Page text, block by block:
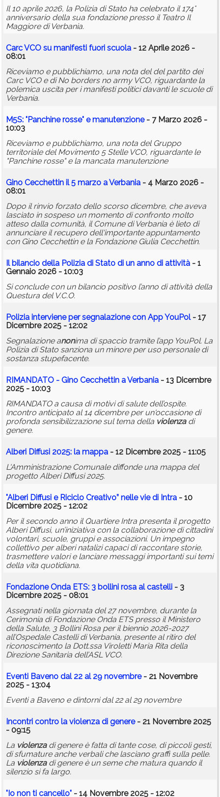
Il 10 aprile 2026, la Polizia di Stato ha celebrato il 174°
anniversario della sua fondazione presso il Teatro Il
Maggiore di Verbania.
Carc VCO su manifesti fuori scuola - 12 Aprile 2026 -
08:01
Riceviamo e pubblichiamo, una nota del del partito dei
Carc VCO e di No borders no army VCO, riguardante la
polemica uscita per i manifesti politici davanti le scuole di
Verbania.
M5S: "Panchine rosse" e manutenzione- 7 Marzo 2026 -
10:03
Riceviamo e pubblichiamo, una nota del Gruppo
territoriale del Movimento 5 Stelle VCO, riguardante le
"Panchine rosse" e la mancata manutenzione
Gino Cecchettin il 5 marzo a Verbania - 4 Marzo 2026 -
08:01
Dopo il rinvio forzato dello scorso dicembre, che aveva
lasciato in sospeso un momento di confronto molto
atteso dalla comunità, il Comune di Verbania è lieto di
annunciare il recupero dell'importante appuntamento
con Gino Cecchettin e la Fondazione Giulia Cecchettin.
Il bilancio della Polizia di Stato di un anno di attività - 1
Gennaio 2026 - 10:03
Si conclude con un bilancio positivo l’anno di attività della
Questura del V.C.O.
Polizia interviene per segnalazione con App YouPol- 17
Dicembre 2025 - 12:02
Segnalazione anonima di spaccio tramite l’app YouPol. La
Polizia di Stato sanziona un minore per uso personale di
sostanza stupefacente.
RIMANDATO - Gino Cecchettin a Verbania - 13 Dicembre
2025 - 10:03
RIMANDATO a causa di motivi di salute dell’ospite.
Incontro anticipato al 14 dicembre per un'occasione di
profonda sensibilizzazione sul tema della violenzadi
genere.
Alberi Diffusi 2025: la mappa - 12 Dicembre 2025 - 11:05
L'Amministrazione Comunale diffonde una mappa del
progetto Alberi Diffusi 2025.
"Alberi Diffusi e Riciclo Creativo” nelle vie di Intra - 10
Dicembre 2025 - 12:02
Per il secondo anno il Quartiere Intra presenta il progetto
Alberi Diffusi, un’iniziativa con la collaborazione di cittadini
volontari, scuole, gruppi e associazioni. Un impegno
collettivo per alberi natalizi capaci di raccontare storie,
trasmettere valori e lanciare messaggi importanti sui temi
della vita quotidiana.
Fondazione Onda ETS: 3 bollini rosa al castelli - 3
Dicembre 2025 - 08:01
Assegnati nella giornata del 27 novembre, durante la
Cerimonia di Fondazione Onda ETS presso il Ministero
della Salute, 3 Bollini Rosa per il biennio 2026-2027
all’Ospedale Castelli di Verbania, presente al ritiro del
riconoscimento la Dott.ssa Viroletti Maria Rita della
Direzione Sanitaria dell’ASL VCO.
Eventi Baveno dal 22 al 29 novembre- 21 Novembre
2025 - 13:04
Eventi a Baveno e dintorni dal 22 al 29 novembre
Incontri contro la violenza di genere- 21 Novembre 2025
- 09:15
La violenzadi genere è fatta di tante cose, di piccoli gesti,
di sfumature anche verbali che lasciano graffi sulla pelle.
La violenzadi genere è un seme che matura quando il
silenzio si fa largo.
"Io non ti cancello" - 14 Novembre 2025 - 12:02